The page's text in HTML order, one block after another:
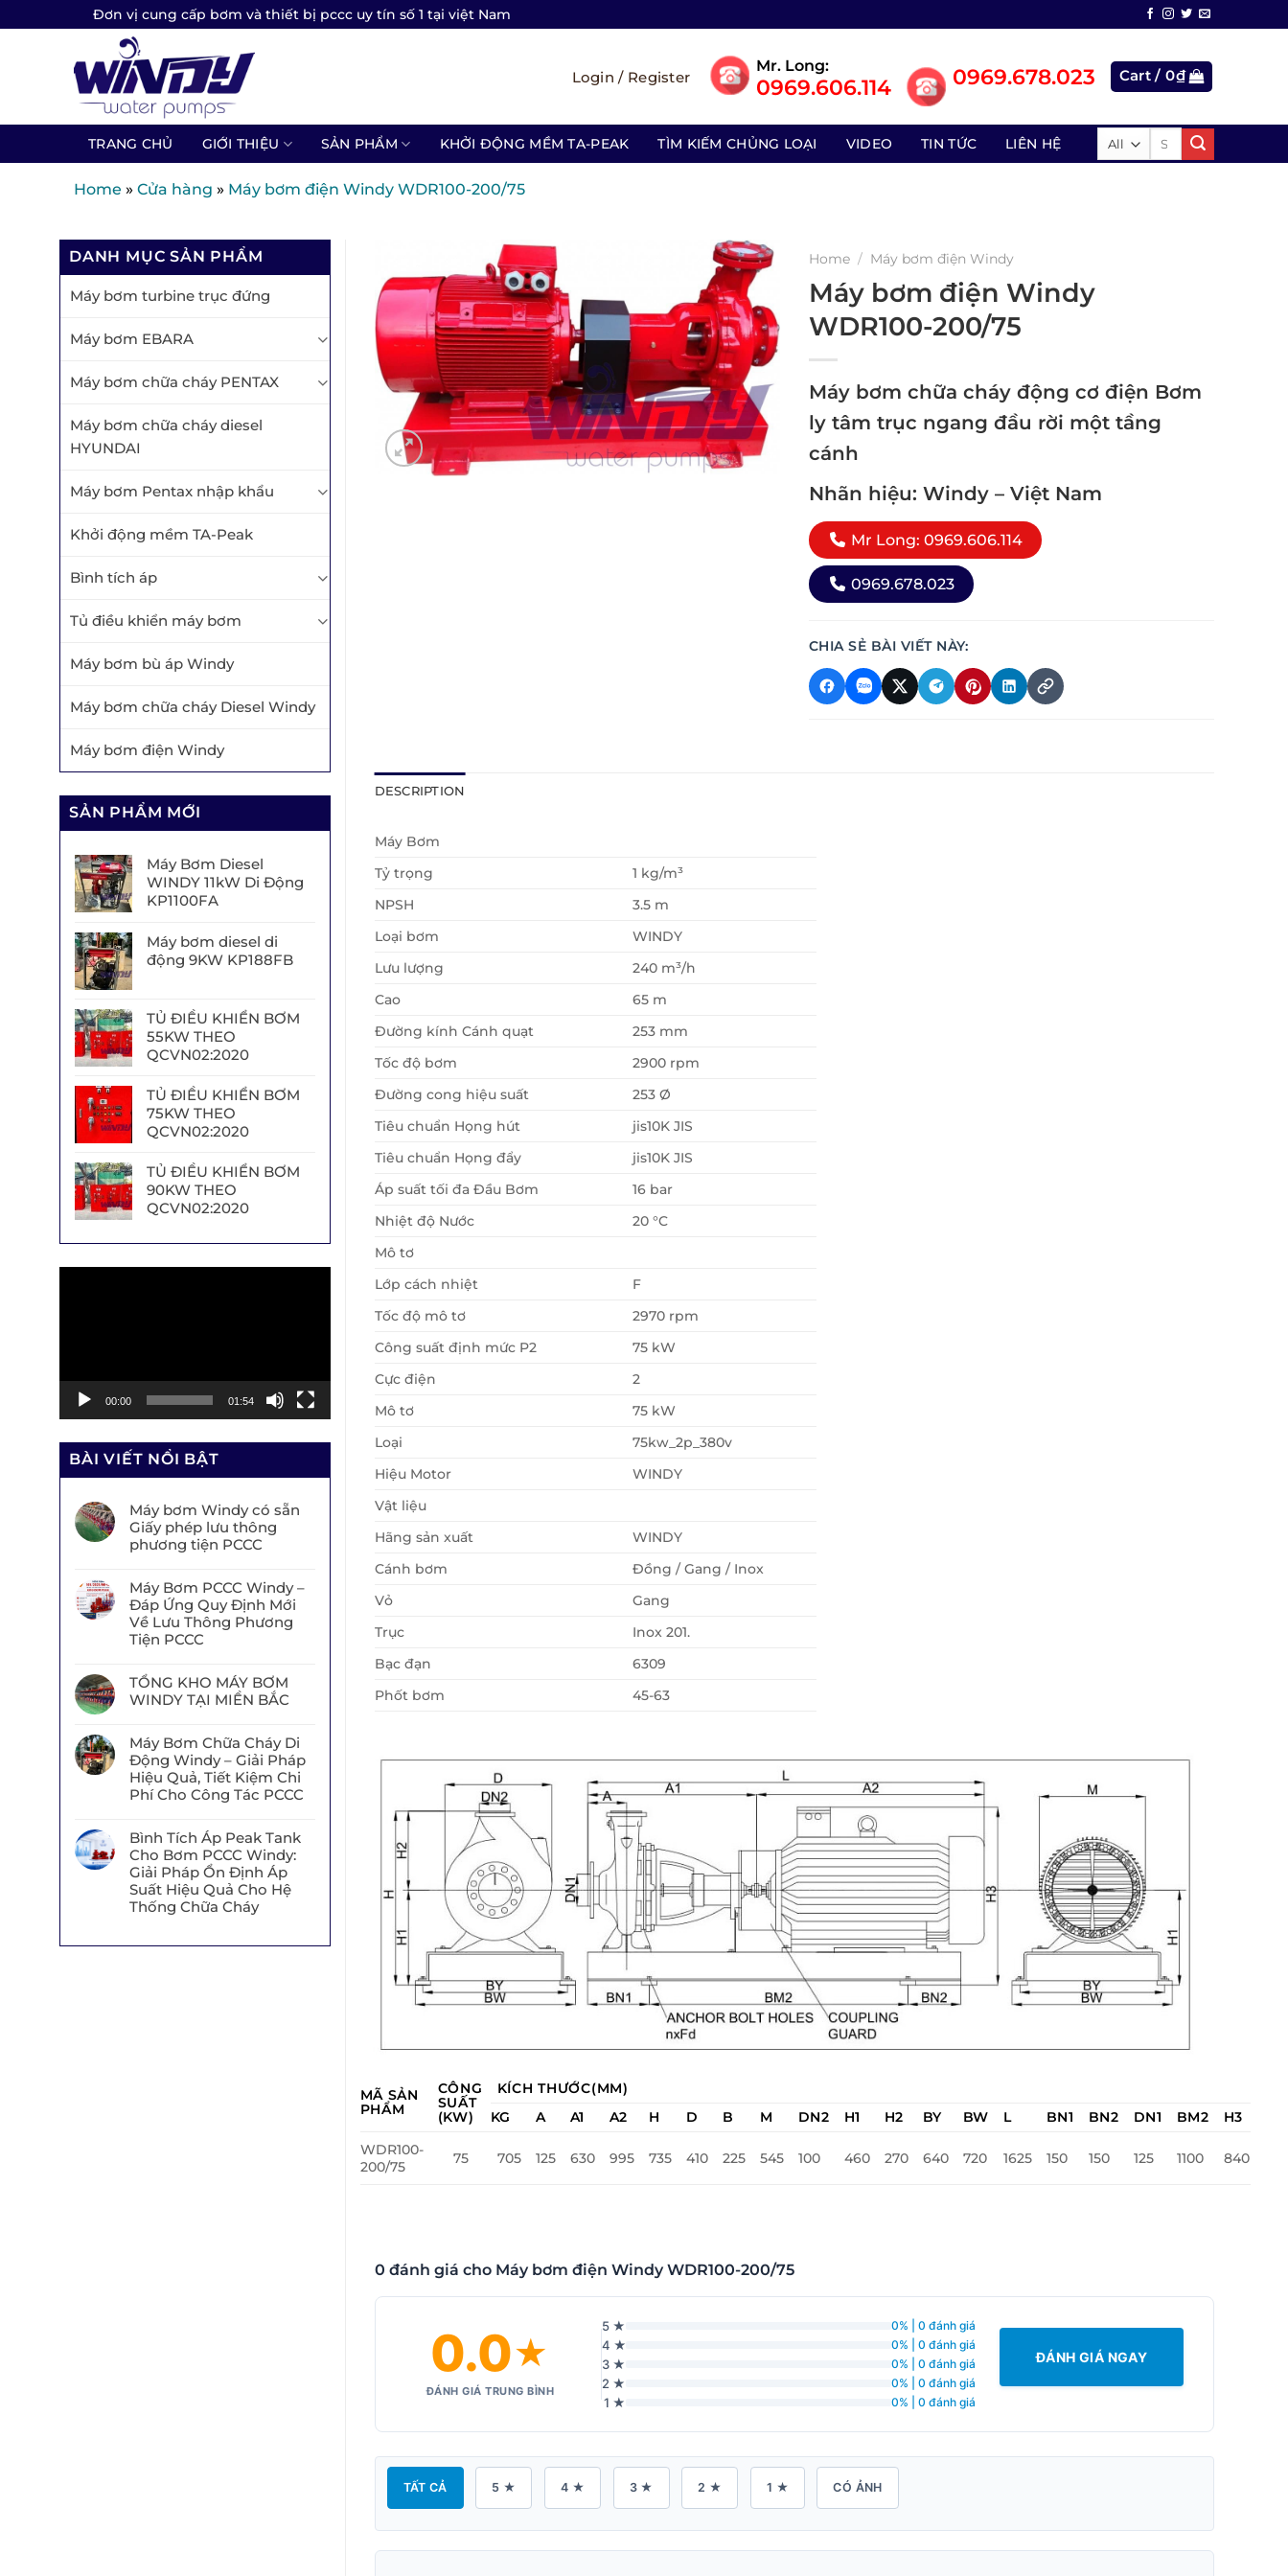
to
Đơn vị cung cấp bơm và thiết bị pccc uy tín số 1 tại việt Nam
Login / Register
Mr. Long:
0969.606.114 0969.678.023 Cart /0₫
TRANG CHỦ GIỚI THIỆU SẢN PHẨM KHỞI ĐỘNG MỀM TA-PEAK TÌM KIẾM CHỦNG LOẠI VIDEO TIN TỨC LIÊN HỆ
Home » Cửa hàng » Máy bơm điện Windy WDR100-200/75
DANH MỤC SẢN PHẨM
Máy bơm turbine trục đứng
Máy bơm EBARA
Máy bơm chữa cháy PENTAX
Máy bơm chữa cháy diesel
HYUNDAI
Máy bơm Pentax nhập khẩu
Khởi động mềm TA-Peak
Bình tích áp
Tủ điều khiển máy bơm
Máy bơm bù áp Windy
Máy bơm chữa cháy Diesel Windy
Máy bơm điện Windy
SẢN PHẨM MỚI
Máy Bơm Diesel
WINDY 11kW Di Động
KP1100FA
Máy bơm diesel di
động 9KW KP188FB
TỦ ĐIỀU KHIỂN BƠM
55KW THEO
QCVN02:2020
TỦ ĐIỀU KHIỂN BƠM
75KW THEO
QCVN02:2020
TỦ ĐIỀU KHIỂN BƠM
90KW THEO
QCVN02:2020
00:00 01:54
BÀI VIẾT NỔI BẬT
Máy bơm Windy có sẵn
Giấy phép lưu thông
phương tiện PCCC
Máy Bơm PCCC Windy –
Đáp Ứng Quy Định Mới
Về Lưu Thông Phương
Tiện PCCC
TỔNG KHO MÁY BƠM
WINDY TẠI MIỀN BẮC
Máy Bơm Chữa Cháy Di
Động Windy – Giải Pháp
Hiệu Quả, Tiết Kiệm Chi
Phí Cho Công Tác PCCC
Bình Tích Áp Peak Tank
Cho Bơm PCCC Windy:
Giải Pháp Ổn Định Áp
Suất Hiệu Quả Cho Hệ
Thống Chữa Cháy
Home / Máy bơm điện Windy
Máy bơm điện Windy
WDR100-200/75
Máy bơm chữa cháy động cơ điện Bơm
ly tâm trục ngang đầu rời một tầng
cánh
Nhãn hiệu: Windy – Việt Nam
Mr Long: 0969.606.114
0969.678.023
CHIA SẺ BÀI VIẾT NÀY:
DESCRIPTION
Máy Bơm
Tỷ trọng
1 kg/m³
NPSH
3.5 m
Loại bơm
WINDY
Lưu lượng
240 m³/h
Cao
65 m
Đường kính Cánh quạt
253 mm
Tốc độ bơm
2900 rpm
Đường cong hiệu suất
253 Ø
Tiêu chuẩn Họng hút
jis10K JIS
Tiêu chuẩn Họng đẩy
jis10K JIS
Áp suất tối đa Đầu Bơm
16 bar
Nhiệt độ Nước
20 °C
Mô tơ
Lớp cách nhiệt
F
Tốc độ mô tơ
2970 rpm
Công suất định mức P2
75 kW
Cực điện
2
Mô tơ
75 kW
Loại
75kw_2p_380v
Hiệu Motor
WINDY
Vật liệu
Hãng sản xuất
WINDY
Cánh bơm
Đồng / Gang / Inox
Vỏ
Gang
Trục
Inox 201.
Bạc đạn
6309
Phốt bơm
45-63
MÃ SẢN
PHẨM
CÔNG
SUẤT
(KW)
KÍCH THƯỚC(MM)
KG
A A1 A2 H D B M DN2 H1 H2 BY BW L BN1 BN2 DN1 BM2
H3
WDR100-
200/75
75 705 125 630 995 735 410 225 545 100 460 270 640 720 1625 150 150 125 1100 840
0 đánh giá cho Máy bơm điện Windy WDR100-200/75
0.0★
ĐÁNH GIÁ TRUNG BÌNH
5 ★ 0% | 0 đánh giá
4 ★ 0% | 0 đánh giá
3 ★ 0% | 0 đánh giá
2 ★ 0% | 0 đánh giá
1 ★ 0% | 0 đánh giá
ĐÁNH GIÁ NGAY
TẤT CẢ 5 ★ 4 ★ 3 ★ 2 ★ 1 ★ CÓ ẢNH